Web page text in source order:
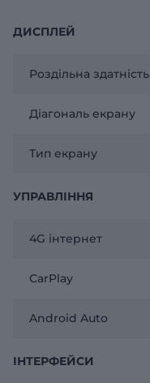
ДИСПЛЕЙ
Роздільна здатність
Діагональ екрану
Тип екрану
УПРАВЛІННЯ
4G інтернет
CarPlay
Android Auto
ІНТЕРФЕЙСИ